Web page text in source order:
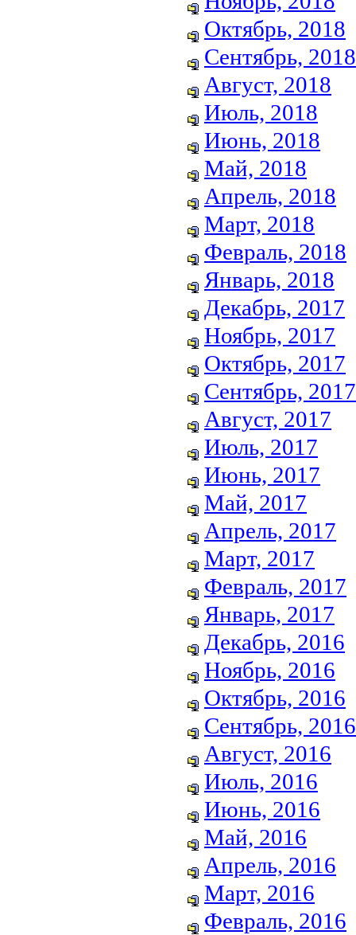
Октябрь, 2018
Сентябрь, 2018
Август, 2018
Июль, 2018
Июнь, 2018
Май, 2018
Апрель, 2018
Март, 2018
Февраль, 2018
Январь, 2018
Декабрь, 2017
Ноябрь, 2017
Октябрь, 2017
Сентябрь, 2017
Август, 2017
Июль, 2017
Июнь, 2017
Май, 2017
Апрель, 2017
Март, 2017
Февраль, 2017
Январь, 2017
Декабрь, 2016
Ноябрь, 2016
Октябрь, 2016
Сентябрь, 2016
Август, 2016
Июль, 2016
Июнь, 2016
Май, 2016
Апрель, 2016
Март, 2016
Февраль, 2016